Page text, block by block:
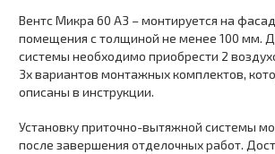
Вентс Микра 60 А3 – монтируется на
помещения с толщиной не менее 100 мм.
системы необходимо приобрести 2
3х вариантов монтажных комплектов,
описаны в инструкции.
Установку приточно-вытяжной системы
после завершения отделочных работ.